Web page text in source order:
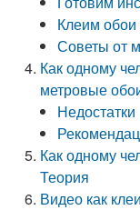
Клеим
Советы от
Как одному
метровые
Недостатки
Как одному
Теория
Видео как